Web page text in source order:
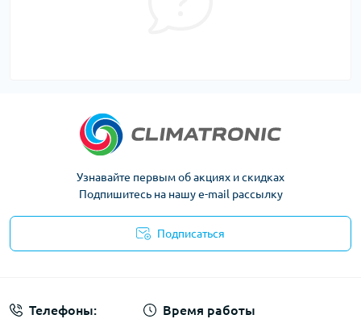
Узнавайте первым об акциях и скидках
Подпишитесь на нашу e-mail рассылку
Подписаться
Телефоны: Время работы